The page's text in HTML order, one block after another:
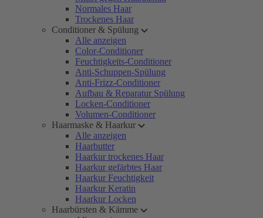
Normales Haar
Trockenes Haar
Conditioner & Spülung
Alle anzeigen
Color-Conditioner
Feuchtigkeits-Conditioner
Anti-Schuppen-Spülung
Anti-Frizz-Conditioner
Aufbau & Reparatur Spülung
Locken-Conditioner
Volumen-Conditioner
Haarmaske & Haarkur
Alle anzeigen
Haarbutter
Haarkur trockenes Haar
Haarkur gefärbtes Haar
Haarkur Feuchtigkeit
Haarkur Keratin
Haarkur Locken
Haarbürsten & Kämme